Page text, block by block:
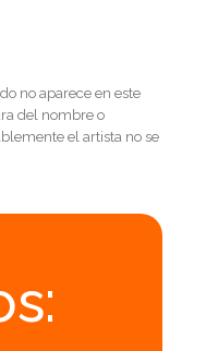
no aparece en este
del nombre o
el artista no se